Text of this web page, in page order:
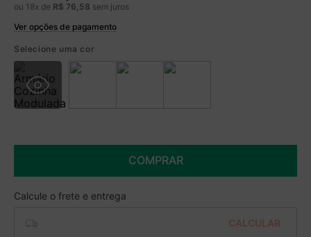
ou 18x de R$ 76 58 sem juros
Ver opções de pagamento
Boleto
R$ 1.139,99 à vista no Boleto
Você economiza
Selecione uma cor
COMPRAR